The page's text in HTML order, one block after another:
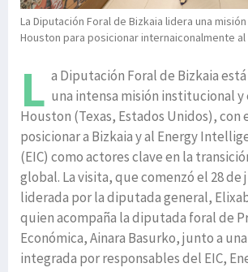
La Diputación Foral de Bizkaia lidera una
Houston para posicionar internaiconalmente al
L a Diputación Foral de Bizkaia
una intensa misión institucional y
Houston (Texas, Estados Unidos), con
posicionar a Bizkaia y al Energy
(EIC) como actores clave en la
global. La visita, que comenzó el 28 de
liderada por la diputada general,
quien acompaña la diputada foral de
Económica, Ainara Basurko, junto a
integrada por responsables del EIC,